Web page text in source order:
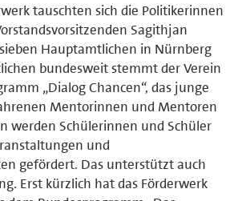
tauschten sich die Politikerinnen
Sagithjan
Hauptamtlichen in Nürnberg
bundesweit stemmt der Verein
„Dialog Chancen“, das junge
Mentorinnen und Mentoren
werden Schülerinnen und Schüler
und
gefördert. Das unterstützt auch
Erst kürzlich hat das Förderwerk